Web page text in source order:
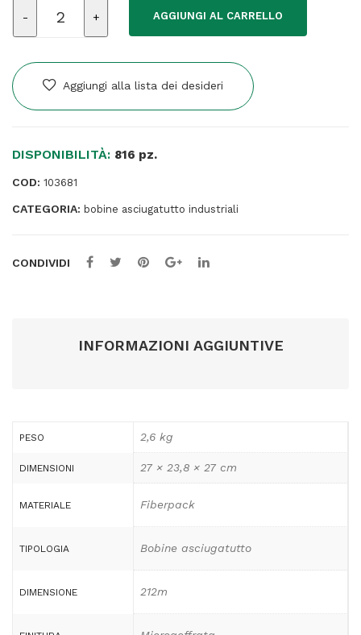
asciugatutto
-
strappi
m
quantità
AGGIUNGI AL CARRELLO
Aggiungi alla lista dei desideri
DISPONIBILITÀ: 816 pz.
COD: 103681
CATEGORIA: bobine asciugatutto industriali
CONDIVIDI
INFORMAZIONI AGGIUNTIVE
PESO 2,6 kg
DIMENSIONI 27 × 23,8 × 27 cm
MATERIALE Fiberpack
TIPOLOGIA Bobine asciugatutto
DIMENSIONE 212m